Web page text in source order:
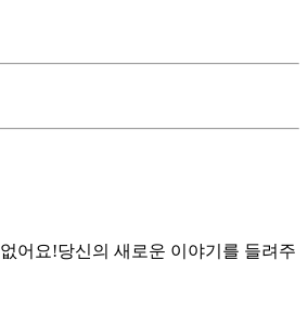
어요!당신의 새로운 이야기를 들려주